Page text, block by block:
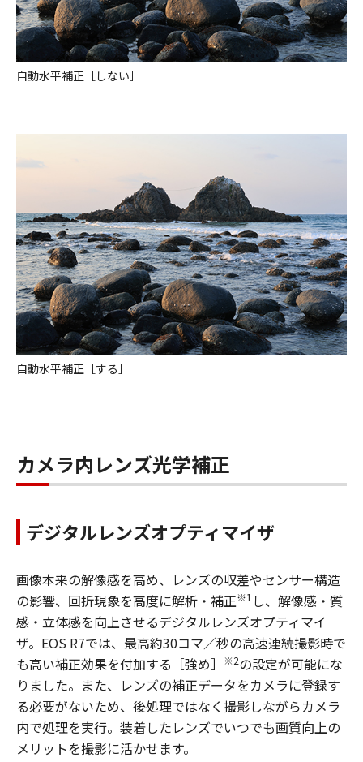
自動水平補正［しない］
自動水平補正［する］
カメラ内レンズ光学補正
デジタルレンズオプティマイザ
画像本来の解像感を高め、レンズの収差やセンサー構造
の影響、回折現象を高度に解析・補正※1 し、解像感・質
感・立体感を向上させるデジタルレンズオプティマイ
ザ。EOS R7では、最高約30コマ／秒の高速連続撮影時で
も高い補正効果を付加する［強め］
※2の設定が可能にな
りました。また、レンズの補正データをカメラに登録す
る必要がないため、後処理ではなく撮影しながらカメラ
内で処理を実行。装着したレンズでいつでも画質向上の
メリットを撮影に活かせます。